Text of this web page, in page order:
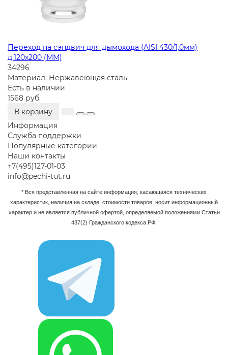
Переход на сэндвич для дымохода (AISI 430/1,0мм)
д.120х200 (ММ)
34296
Материал: Нержавеющая сталь
Есть в наличии
1568 руб.
В корзину
Информация
Служба поддержки
Популярные категории
Наши контакты
+7(495)127-01-03
info@pechi-tut.ru
* Вся представленная на сайте информация, касающаяся технических
характеристик, наличия на складе, стоимости товаров, носит информационный
характер и не является публичной офертой, определяемой положениями Статьи
437(2) Гражданского кодекса РФ.